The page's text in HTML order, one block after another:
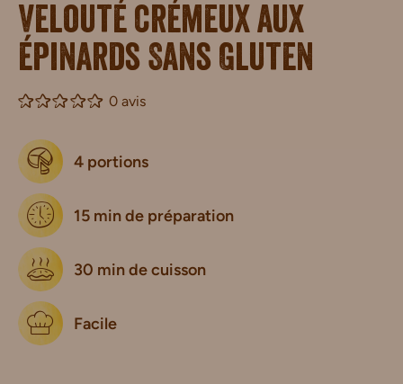
Velouté crémeux aux
épinards Sans Gluten
0 avis
4 portions
15 min de préparation
30 min de cuisson
Facile